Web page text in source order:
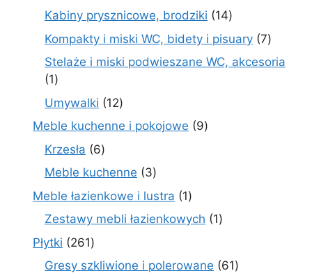
produkty
Kabiny prysznicowe, brodziki 1414
produktów
Kompakty i miski WC, bidety i pisuary 77
Stelaże i miski podwieszane WC, akcesoria
11
produkt
Umywalki 1212
produktów
Meble kuchenne i pokojowe 99
Krzesła 66
produktów
Meble kuchenne 33
produkty
Meble łazienkowe i lustra 11
produkt
Zestawy mebli łazienkowych 11
Płytki 261261
produktów
Gresy szkliwione i polerowane 6161